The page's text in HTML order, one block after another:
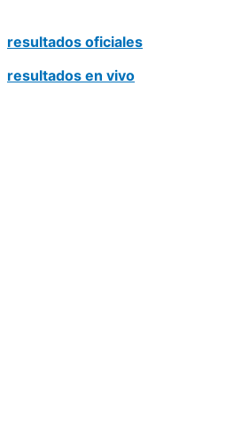
resultados oficiales
resultados en vivo